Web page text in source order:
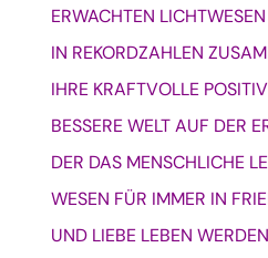
ERWACHTEN
IN REKORDZAHLEN
IHRE KRAFTVOLLE
BESSERE WELT AUF DER
DER DAS MENSCHLICHE
WESEN FÜR IMMER IN
UND LIEBE LEBEN